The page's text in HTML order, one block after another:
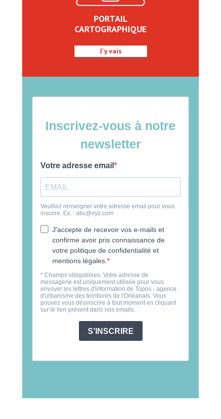
PORTAIL
CARTOGRAPHIQUE
J'y vais